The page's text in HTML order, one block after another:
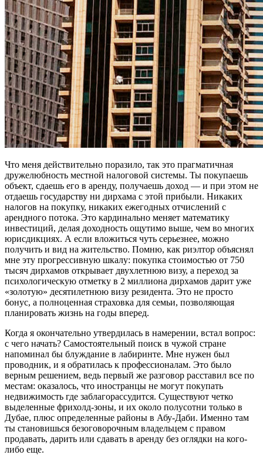
Что меня действительно поразило, так это прагматичная
дружелюбность местной налоговой системы. Ты покупаешь
объект, сдаешь его в аренду, получаешь доход — и при этом не
отдаешь государству ни дирхама с этой прибыли. Никаких
налогов на покупку, никаких ежегодных отчислений с
арендного потока. Это кардинально меняет математику
инвестиций, делая доходность ощутимо выше, чем во многих
юрисдикциях. А если вложиться чуть серьезнее, можно
получить и вид на жительство. Помню, как риэлтор объяснял
мне эту прогрессивную шкалу: покупка стоимостью от 750
тысяч дирхамов открывает двухлетнюю визу, а переход за
психологическую отметку в 2 миллиона дирхамов дарит уже
«золотую» десятилетнюю визу резидента. Это не просто
бонус, а полноценная страховка для семьи, позволяющая
планировать жизнь на годы вперед.
Когда я окончательно утвердилась в намерении, встал вопрос:
с чего начать? Самостоятельный поиск в чужой стране
напоминал бы блуждание в лабиринте. Мне нужен был
проводник, и я обратилась к профессионалам. Это было
верным решением, ведь первый же разговор расставил все по
местам: оказалось, что иностранцы не могут покупать
недвижимость где заблагорассудится. Существуют четко
выделенные фрихолд-зоны, и их около полусотни только в
Дубае, плюс определенные районы в Абу-Даби. Именно там
ты становишься безоговорочным владельцем с правом
продавать, дарить или сдавать в аренду без оглядки на кого-
либо еще.